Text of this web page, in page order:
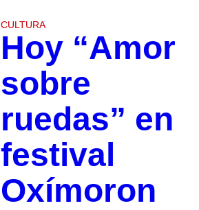
CULTURA
Hoy “Amor
sobre
ruedas” en
festival
Oxímoron